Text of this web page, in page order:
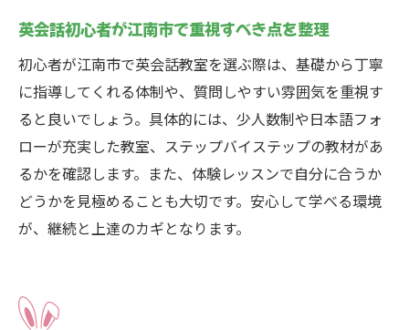
自宅学習派と通学派の英会話のメリット比
較
英会話学校比較で分かる学び方の違いを解
説
体験レッスンで両方試して納得の英会話選
び
英会話初心者が江南市で重視すべき点を整理
初心者が江南市で英会話教室を選ぶ際は、基礎から丁寧
に指導してくれる体制や、質問しやすい雰囲気を重視す
ると良いでしょう。具体的には、少人数制や日本語フォ
ローが充実した教室、ステップバイステップの教材があ
るかを確認します。また、体験レッスンで自分に合うか
どうかを見極めることも大切です。安心して学べる環境
が、継続と上達のカギとなります。